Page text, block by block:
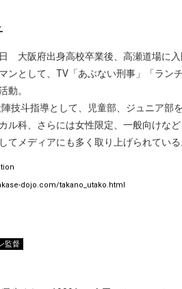
大阪府出身高校卒業後、高瀬道場に入
ンとして、TV「あぶない刑事」「ラン
動。
技斗指導として、児童部、ジュニア部
ル科、さらには女性限定、一般向けなど
てメディアにも多く取り上げられている
dojo.com/takano_utako.html
監督